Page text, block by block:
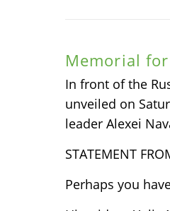
Memorial
In front of the
unveiled on
leader Alexei
STATEMENT
Perhaps you